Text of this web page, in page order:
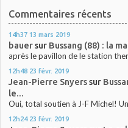
Commentaires récents
14h37 13 mars 2019
bauersur Bussang (88) : la
après le pavillon de le station
12h48 23 févr. 2019
Jean-Pierre Snyerssur
le...
Oui, total soutien à J-F Michel!
12h24 23 févr. 2019